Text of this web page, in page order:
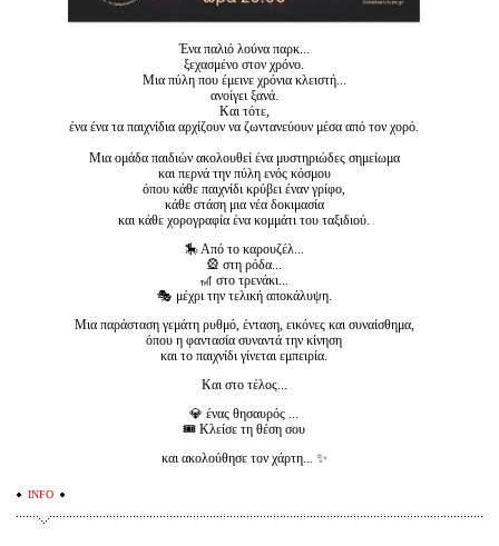
Ένα παλιό λούνα παρκ...
ξεχασμένο στον χρόνο.
Μια πύλη που έμεινε χρόνια κλειστή...
ανοίγει ξανά.
Και τότε,
ένα ένα τα παιχνίδια αρχίζουν να ζωντανεύουν μέσα από τον χορό.
Μια ομάδα παιδιών ακολουθεί ένα μυστηριώδες σημείωμα
και περνά την πύλη ενός κόσμου
όπου κάθε παιχνίδι κρύβει έναν γρίφο,
κάθε στάση μια νέα δοκιμασία
και κάθε χορογραφία ένα κομμάτι του ταξιδιού.
🎠 Από το καρουζέλ...
🎡 στη ρόδα...
🎢 στο τρενάκι...
🎭 μέχρι την τελική αποκάλυψη.
Μια παράσταση γεμάτη ρυθμό, ένταση, εικόνες και συναίσθημα,
όπου η φαντασία συναντά την κίνηση
και το παιχνίδι γίνεται εμπειρία.
Και στο τέλος...
💎 ένας θησαυρός ...
🎟 Κλείσε τη θέση σου
και ακολούθησε τον χάρτη... ✨
INFO